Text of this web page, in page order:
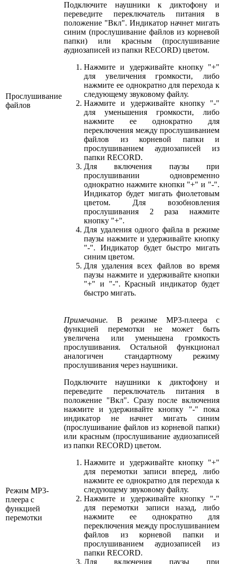
Прослушивание
файлов
Подключите наушники к диктофону и
переведите переключатель питания в
положение "Вкл". Индикатор начнет мигать
синим (прослушивание файлов из корневой
папки) или красным (прослушивание
аудиозаписей из папки RECORD) цветом.
Нажмите и удерживайте кнопку "+"
для увеличения громкости, либо
нажмите ее однократно для перехода к
следующему звуковому файлу.
Нажмите и удерживайте кнопку "-"
для уменьшения громкости, либо
нажмите ее однократно для
переключения между прослушиванием
файлов из корневой папки и
прослушиванием аудиозаписей из
папки RECORD.
Для включения паузы при
прослушивании одновременно
однократно нажмите кнопки "+" и "-".
Индикатор будет мигать фиолетовым
цветом. Для возобновления
прослушивания 2 раза нажмите
кнопку "+".
Для удаления одного файла в режиме
паузы нажмите и удерживайте кнопку
"-". Индикатор будет быстро мигать
синим цветом.
Для удаления всех файлов во время
паузы нажмите и удерживайте кнопки
"+" и "-". Красный индикатор будет
быстро мигать.
Режим MP3-
плеера с
функцией
перемотки
Примечание. В режиме МР3-плеера с
функцией перемотки не может быть
увеличена или уменьшена громкость
прослушивания. Остальной функционал
аналогичен стандартному режиму
прослушивания через наушники.
Подключите наушники к диктофону и
переведите переключатель питания в
положение "Вкл". Сразу после включения
нажмите и удерживайте кнопку "-" пока
индикатор не начнет мигать синим
(прослушивание файлов из корневой папки)
или красным (прослушивание аудиозаписей
из папки RECORD) цветом.
Нажмите и удерживайте кнопку "+"
для перемотки записи вперед, либо
нажмите ее однократно для перехода к
следующему звуковому файлу.
Нажмите и удерживайте кнопку "-"
для перемотки записи назад, либо
нажмите ее однократно для
переключения между прослушиванием
файлов из корневой папки и
прослушиванием аудиозаписей из
папки RECORD.
Для включения паузы при